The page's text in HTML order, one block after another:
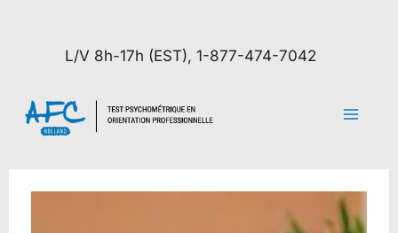
L/V 8h-17h (EST), 1-877-474-7042